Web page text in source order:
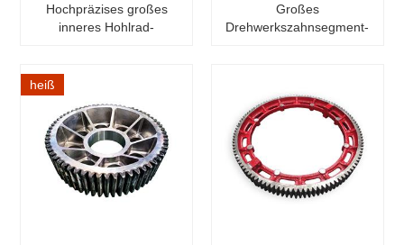
Hochpräzises großes
inneres Hohlrad-
Großes
Drehwerkszahnsegment-
heiß